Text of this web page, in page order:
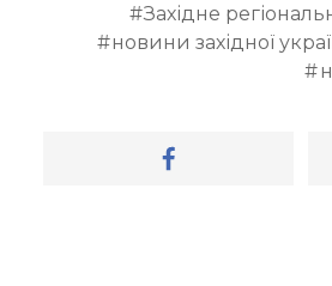
Західне
новини західної